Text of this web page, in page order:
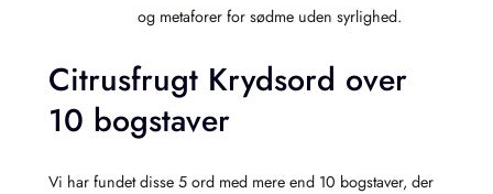
og metaforer for sødme uden syrlighed.
Citrusfrugt Krydsord over
10 bogstaver
Vi har fundet disse 5 ord med mere end 10 bogstaver, der